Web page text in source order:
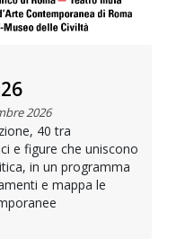
2026
40 tra
e figure che uniscono
in un programma
e mappa le